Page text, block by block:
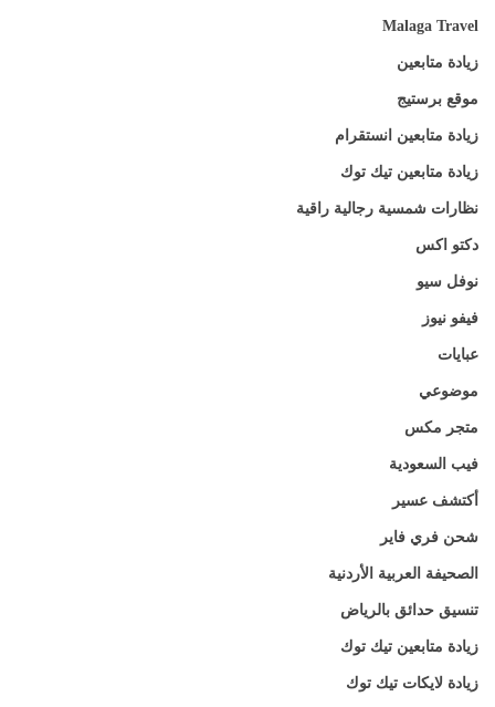
Malaga Travel
زيادة متابعين
موقع برستيج
زيادة متابعين انستقرام
زيادة متابعين تيك توك
نظارات شمسية رجالية راقية
دكتو اكس
نوفل سيو
فيفو نيوز
عبايات
موضوعي
متجر مكس
فيب السعودية
أكتشف عسير
شحن فري فاير
الصحيفة العربية الأردنية
تنسيق حدائق بالرياض
زيادة متابعين تيك توك
زيادة لايكات تيك توك